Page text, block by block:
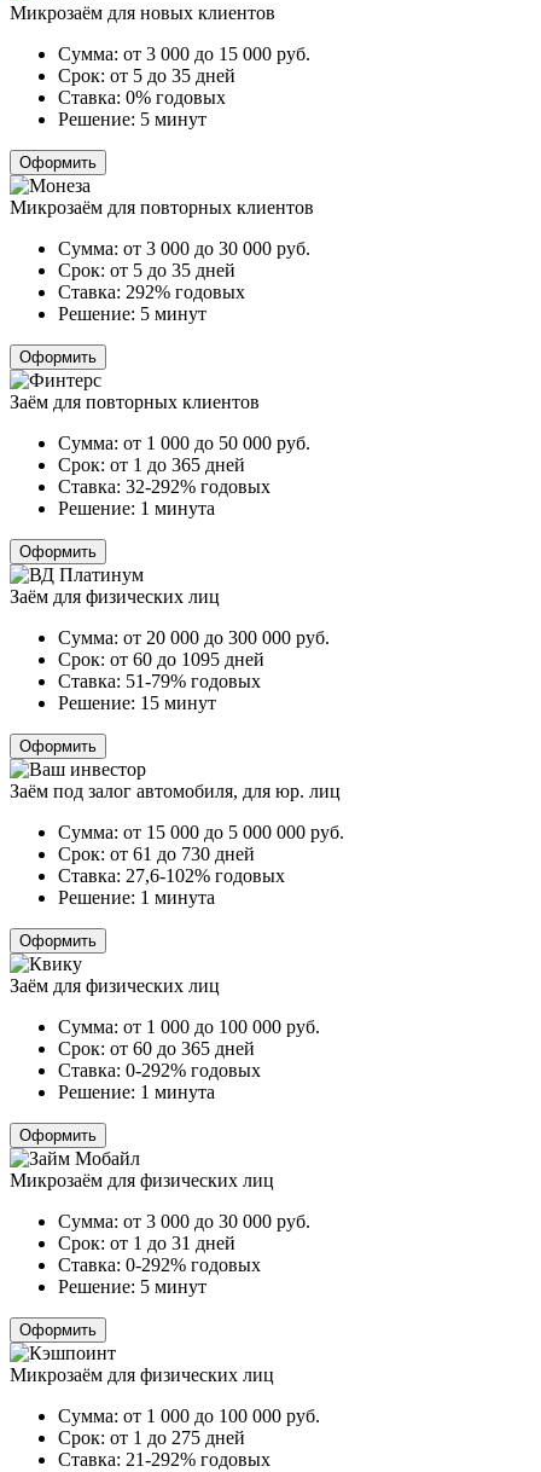
Микрозаём для новых клиентов
Сумма: от 3 000 до 15 000 руб.
Срок: от 5 до 35 дней
Ставка: 0% годовых
Решение: 5 минут
Оформить
Микрозаём для повторных клиентов
Сумма: от 3 000 до 30 000 руб.
Срок: от 5 до 35 дней
Ставка: 292% годовых
Решение: 5 минут
Оформить
Заём для повторных клиентов
Сумма: от 1 000 до 50 000 руб.
Срок: от 1 до 365 дней
Ставка: 32-292% годовых
Решение: 1 минута
Оформить
Заём для физических лиц
Сумма: от 20 000 до 300 000 руб.
Срок: от 60 до 1095 дней
Ставка: 51-79% годовых
Решение: 15 минут
Оформить
Заём под залог автомобиля, для юр. лиц
Сумма: от 15 000 до 5 000 000 руб.
Срок: от 61 до 730 дней
Ставка: 27,6-102% годовых
Решение: 1 минута
Оформить
Заём для физических лиц
Сумма: от 1 000 до 100 000 руб.
Срок: от 60 до 365 дней
Ставка: 0-292% годовых
Решение: 1 минута
Оформить
Микрозаём для физических лиц
Сумма: от 3 000 до 30 000 руб.
Срок: от 1 до 31 дней
Ставка: 0-292% годовых
Решение: 5 минут
Оформить
Микрозаём для физических лиц
Сумма: от 1 000 до 100 000 руб.
Срок: от 1 до 275 дней
Ставка: 21-292% годовых